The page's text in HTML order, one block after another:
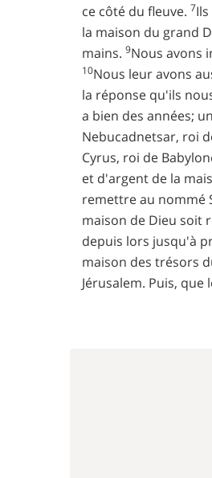
ce côté du fleuve. 7
la maison du grand
mains. 9Nous avons
10Nous leur avons
la réponse qu'ils
a bien des années;
Nebucadnetsar, roi
Cyrus, roi de
et d'argent de la
remettre au nommé
maison de Dieu soit
depuis lors jusqu'à
maison des trésors
Jérusalem. Puis,